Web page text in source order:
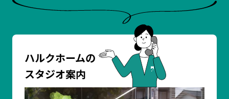
ハルクホームの
スタジオ案内